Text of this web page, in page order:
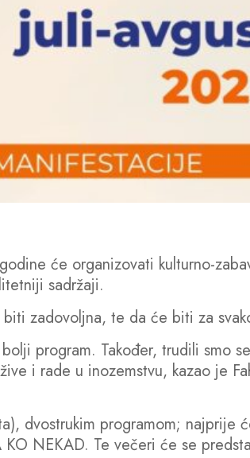
će organizovati kulturno-
sadržaji.
zadovoljna, te da će biti za
program. Također, trudili smo
i rade u inozemstvu, kazao je
dvostrukim programom; najprije
NEKAD. Te večeri će se